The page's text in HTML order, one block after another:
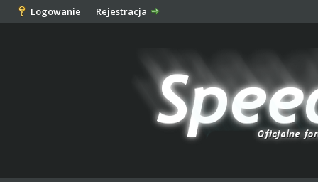
Logowanie Rejestracja